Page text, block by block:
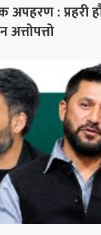
अपहरण : प्रहरी